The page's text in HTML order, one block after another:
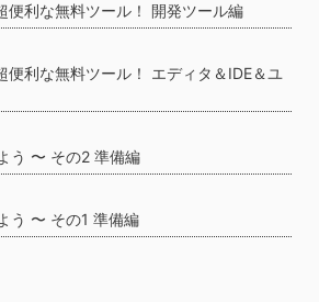
便利な無料ツール！ 開発ツール編
便利な無料ツール！ エディタ＆IDE＆ユ
う 〜 その2 準備編
う 〜 その1 準備編